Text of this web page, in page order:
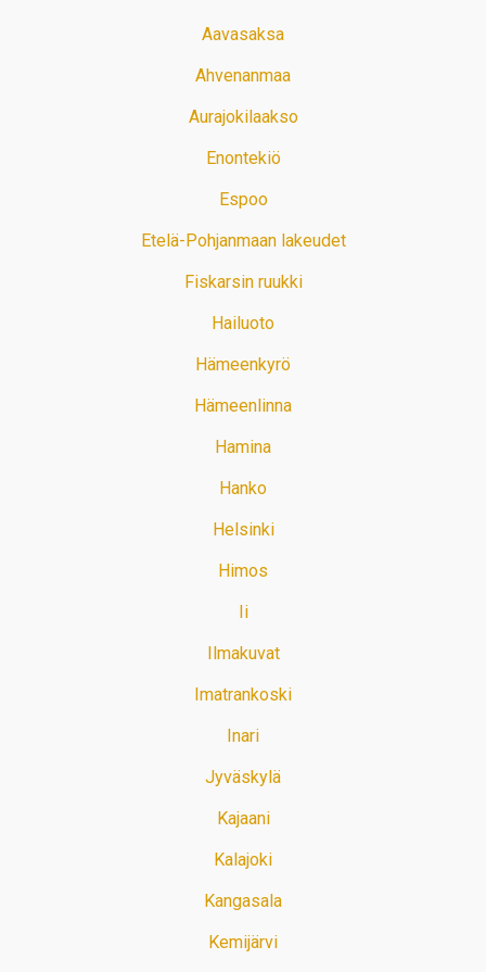
Aavasaksa
Ahvenanmaa
Aurajokilaakso
Enontekiö
Espoo
Etelä-Pohjanmaan lakeudet
Fiskarsin ruukki
Hailuoto
Hämeenkyrö
Hämeenlinna
Hamina
Hanko
Helsinki
Himos
Ii
Ilmakuvat
Imatrankoski
Inari
Jyväskylä
Kajaani
Kalajoki
Kangasala
Kemijärvi